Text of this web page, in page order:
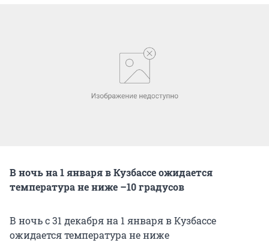
В ночь на 1 января в Кузбассе ожидается
температура не ниже –10 градусов
В ночь с 31 декабря на 1 января в Кузбассе
ожидается температура не ниже